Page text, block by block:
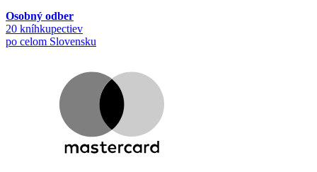
Osobný odber
20 kníhkupectiev
po celom Slovensku